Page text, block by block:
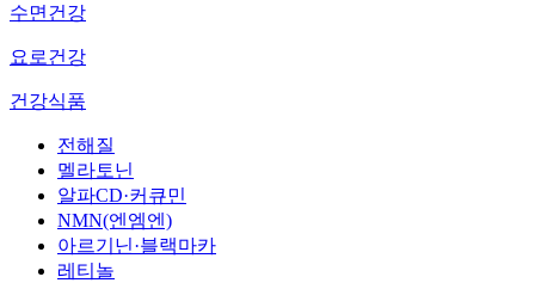
수면건강
요로건강
건강식품
전해질
멜라토닌
알파CD·커큐민
NMN(엔엠엔)
아르기닌·블랙마카
레티놀